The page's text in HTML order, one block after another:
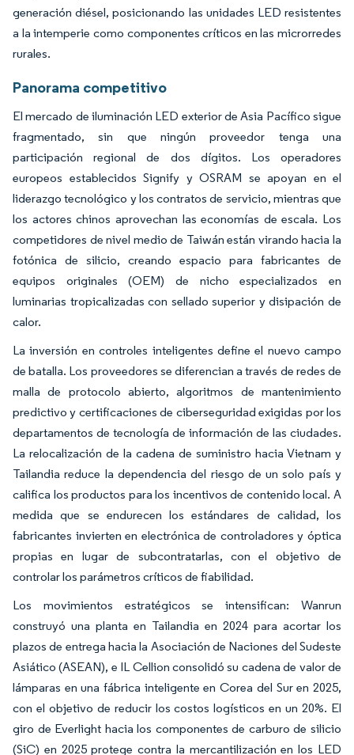
generación diésel, posicionando las unidades LED resistentes
a la intemperie como componentes críticos en las microrredes
rurales.
Panorama competitivo
El mercado de iluminación LED exterior de Asia Pacífico sigue
fragmentado, sin que ningún proveedor tenga una
participación regional de dos dígitos. Los operadores
europeos establecidos Signify y OSRAM se apoyan en el
liderazgo tecnológico y los contratos de servicio, mientras que
los actores chinos aprovechan las economías de escala. Los
competidores de nivel medio de Taiwán están virando hacia la
fotónica de silicio, creando espacio para fabricantes de
equipos originales (OEM) de nicho especializados en
luminarias tropicalizadas con sellado superior y disipación de
calor.
La inversión en controles inteligentes define el nuevo campo
de batalla. Los proveedores se diferencian a través de redes de
malla de protocolo abierto, algoritmos de mantenimiento
predictivo y certificaciones de ciberseguridad exigidas por los
departamentos de tecnología de información de las ciudades.
La relocalización de la cadena de suministro hacia Vietnam y
Tailandia reduce la dependencia del riesgo de un solo país y
califica los productos para los incentivos de contenido local. A
medida que se endurecen los estándares de calidad, los
fabricantes invierten en electrónica de controladores y óptica
propias en lugar de subcontratarlas, con el objetivo de
controlar los parámetros críticos de fiabilidad.
Los movimientos estratégicos se intensifican: Wanrun
construyó una planta en Tailandia en 2024 para acortar los
plazos de entrega hacia la Asociación de Naciones del Sudeste
Asiático (ASEAN), e IL Cellion consolidó su cadena de valor de
lámparas en una fábrica inteligente en Corea del Sur en 2025,
con el objetivo de reducir los costos logísticos en un 20%. El
giro de Everlight hacia los componentes de carburo de silicio
(SiC) en 2025 protege contra la mercantilización en los LED